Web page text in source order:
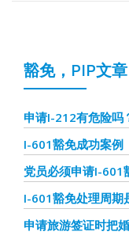
豁免，PIP文章
申请I-212有危险吗
I-601豁免成功案例
党员必须申请I-601
I-601豁免处理周期
申请旅游签证时把